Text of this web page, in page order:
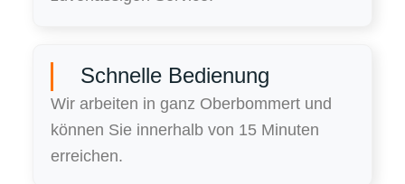
Schnelle Bedienung
Wir arbeiten in ganz Oberbommert und
können Sie innerhalb von 15 Minuten
erreichen.